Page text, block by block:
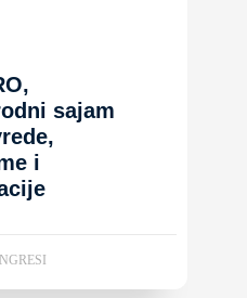
sajam
i